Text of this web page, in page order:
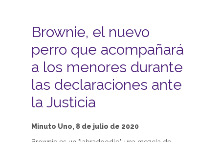
Brownie, el nuevo
perro que acompañará
a los menores durante
las declaraciones ante
la Justicia
Minuto Uno, 8 de julio de 2020